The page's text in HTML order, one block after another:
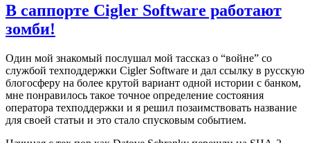
В саппорте Cigler Software работают
зомби!
Один мой знакомый послушал мой тассказ о “войне” со
службой техподдержки Cigler Software и дал ссылку в русскую
блогосферу на более крутой вариант одной истории с банком,
мне понравилось такое точное определение состояния
оператора техподдержки и я решил позаимствовать название
для своей статьи и это стало спусковым событием.